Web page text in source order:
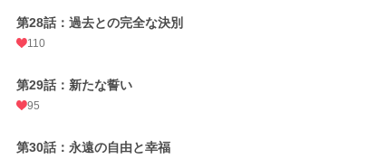
第28話：過去との完全な決別
110
第29話：新たな誓い
95
第30話：永遠の自由と幸福